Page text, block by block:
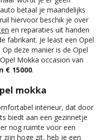
betaal je maandelijks
hiervoor beschik je over
en reparaties uit handen
fabrikant. Je least een Opel
deze manier is de Opel
Mokka occasion van
€ 15000.
mokka
interieur, dat door
biedt aan een gezinnetje
nog ruimte voor een
zijn hoge zit, heb je een